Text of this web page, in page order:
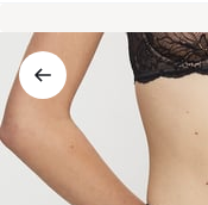
articoli
visti